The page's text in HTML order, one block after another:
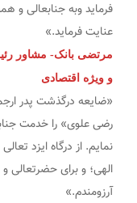
فرماید وبه جنابعالی و
عنایت فرماید.»
مرتضی بانک- مشاور
و ویژه اقتصادی
«ضایعه درگذشت پدر
رضی علوی» را خدمت
‏نمایم. از درگاه ایزد
الهی؛ و برای حضرتعالی
آرزومندم.»